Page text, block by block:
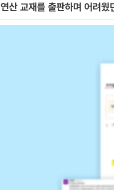
연산 교재를 출판하며 어려웠